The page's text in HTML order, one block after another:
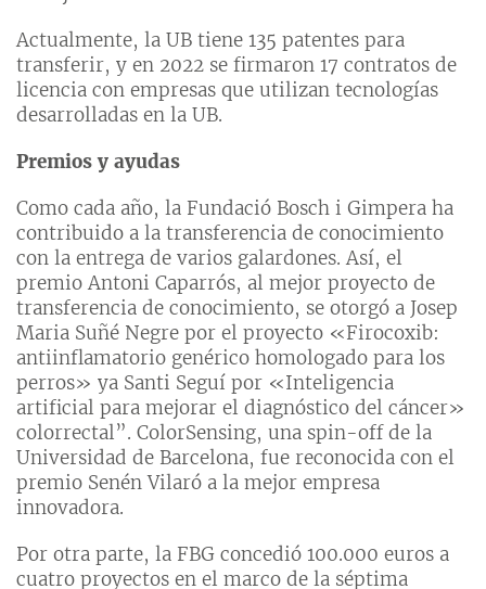
Actualmente, la UB tiene 135 patentes para
transferir, y en 2022 se firmaron 17 contratos de
licencia con empresas que utilizan tecnologías
desarrolladas en la UB.
Premios y ayudas
Como cada año, la Fundació Bosch i Gimpera ha
contribuido a la transferencia de conocimiento
con la entrega de varios galardones. Así, el
premio Antoni Caparrós, al mejor proyecto de
transferencia de conocimiento, se otorgó a Josep
Maria Suñé Negre por el proyecto «Firocoxib:
antiinflamatorio genérico homologado para los
perros» ya Santi Seguí por «Inteligencia
artificial para mejorar el diagnóstico del cáncer»
colorrectal”. ColorSensing, una spin-off de la
Universidad de Barcelona, fue reconocida con el
premio Senén Vilaró a la mejor empresa
innovadora.
Por otra parte, la FBG concedió 100.000 euros a
cuatro proyectos en el marco de la séptima